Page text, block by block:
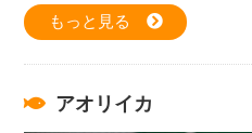
もっと見る
アオリイカ